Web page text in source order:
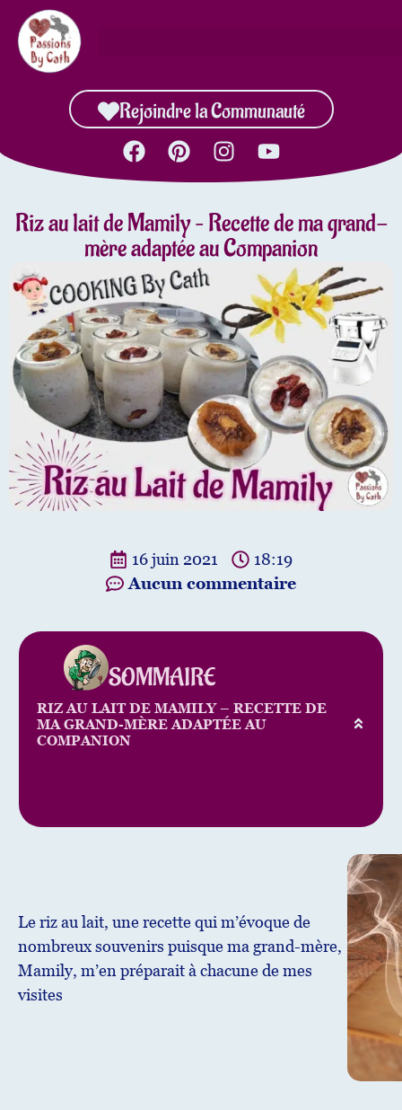
Rejoindre la Communauté
Riz au lait de Mamily – Recette de ma grand-
mère adaptée au Companion
16 juin 2021
18:19
Aucun commentaire
SOMMAIRE
RIZ AU LAIT DE MAMILY – RECETTE DE
MA GRAND-MÈRE ADAPTÉE AU
COMPANION
Le riz au lait, une recette qui m’évoque de
nombreux souvenirs puisque ma grand-mère,
Mamily, m’en préparait à chacune de mes
visites